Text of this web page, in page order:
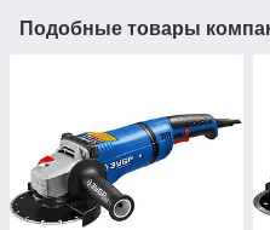
Подобные товары